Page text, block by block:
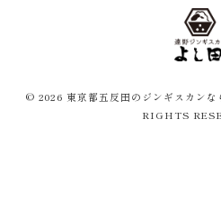
© 2026 東京都五反田のジンギスカン
RIGHTS